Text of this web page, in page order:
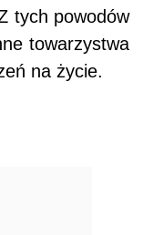
tych powodów
towarzystwa
na życie.